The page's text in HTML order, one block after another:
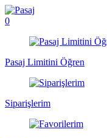
0
Pasaj Limitini Öğren
Siparişlerim